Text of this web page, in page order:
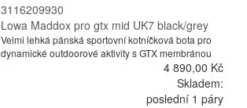
3116209930
Lowa Maddox pro gtx mid UK7 black/grey
Velmi lehká pánská sportovní kotníčková bota pro
dynamické outdoorové aktivity s GTX membránou
4 890,00 Kč
Skladem:
poslední 1 páry